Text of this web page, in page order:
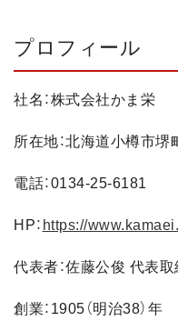
プロフィール
社名：株式会社かま栄
所在地：北海道小樽市堺
電話：0134-25-6181
HP： https://
代表者：佐藤公俊 代表
創業：1905（明治38）年